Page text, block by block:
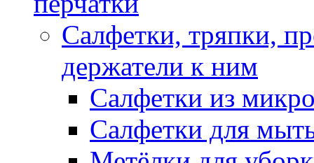
Салфетки, тряпки,
держатели к ним
Салфетки из
Салфетки для